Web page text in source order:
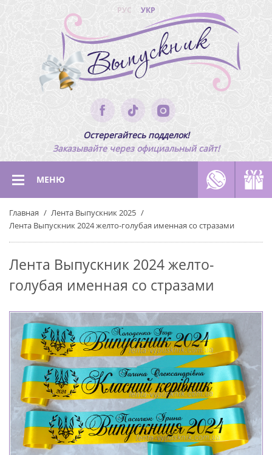
РУС УКР
Остерегайтесь подделок!
Заказывайте через официальный сайт!
МЕНЮ
Главная
Лента Выпускник 2025
Лента Выпускник 2024 желто-голубая именная со стразами
Лента Выпускник 2024 желто-
голубая именная со стразами